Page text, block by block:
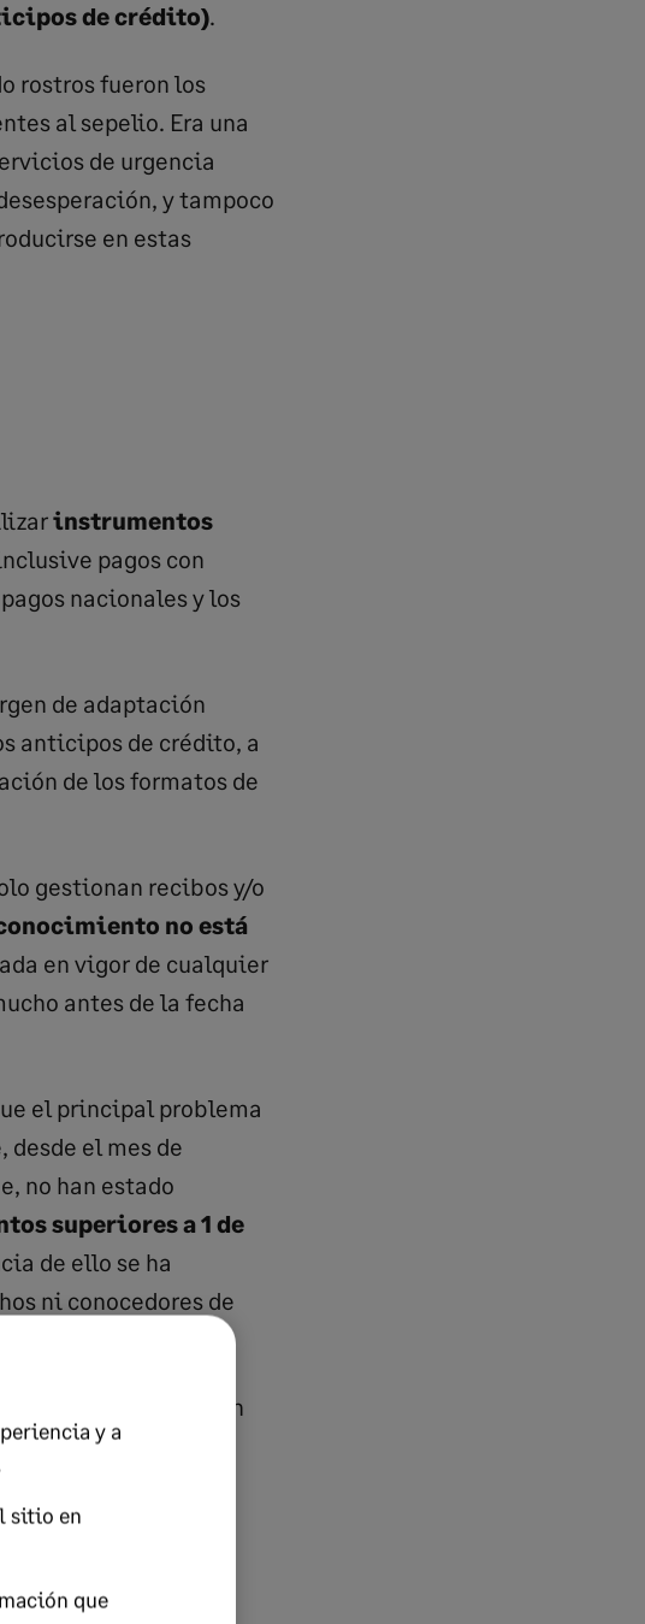
de crédito).
rostros fueron los
al sepelio. Era una
de urgencia
y tampoco
en estas
instrumentos
pagos con
nacionales y los
de adaptación
anticipos de crédito, a
de los formatos de
gestionan recibos y/o
no está
en vigor de cualquier
antes de la fecha
el principal problema
desde el mes de
no han estado
superiores a 1 de
de ello se ha
ni conocedores de
de los mismos, han
a modo de
de SEPA
sido: SEPA,
y a
sitio en
que